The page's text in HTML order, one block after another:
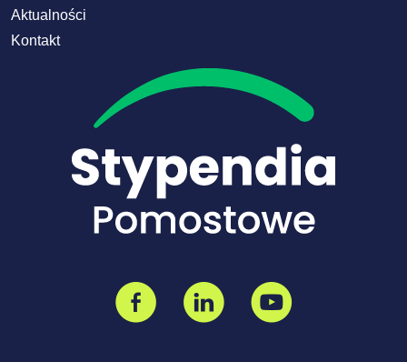
Aktualności
Kontakt